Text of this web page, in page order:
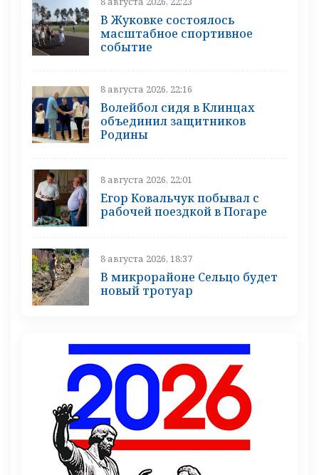
В Жуковке состоялось
масштабное спортивное
событие
8 августа 2026, 22:16
Волейбол сидя в Клинцах
объединил защитников
Родины
8 августа 2026, 22:01
Егор Ковальчук побывал с
рабочей поездкой в Погаре
8 августа 2026, 18:37
В микрорайоне Сельцо будет
новый тротуар